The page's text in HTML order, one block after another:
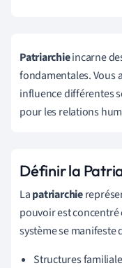
Patriarchieincarne
fondamentales. Vous
influence différentes
pour les relations
Définir la
Lapatriarchie
pouvoir est concentré
système se manifeste
Structures